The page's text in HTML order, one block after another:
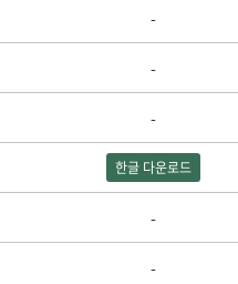
-
-
-
한글 다운로드
-
-